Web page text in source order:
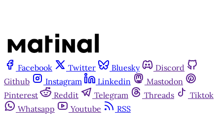
Facebook Twitter Bluesky
Discord
Github
Instagram Linkedin
Mastodon
Pinterest
Reddit Telegram Threads
Tiktok
Whatsapp
Youtube
RSS